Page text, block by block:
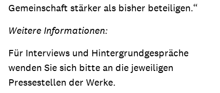
Gemeinschaft stärker als bisher beteiligen.“
Weitere Informationen:
Für Interviews und Hintergrundgespräche
wenden Sie sich bitte an die jeweiligen
Pressestellen der Werke.